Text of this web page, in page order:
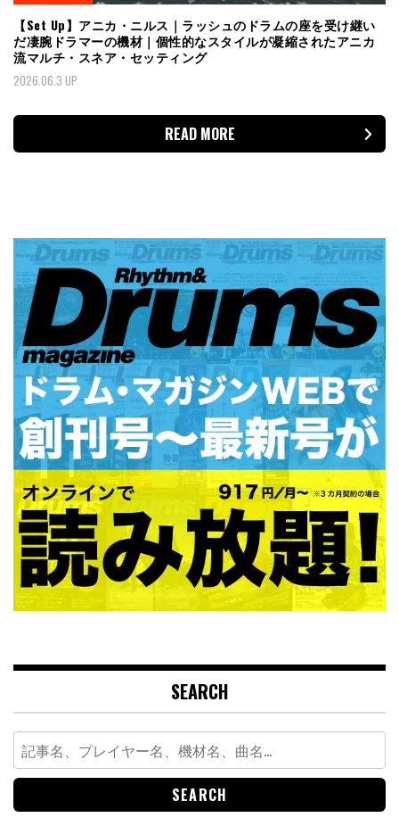
【Set Up】アニカ・ニルス｜ラッシュのドラムの座を受け継い
だ凄腕ドラマーの機材｜個性的なスタイルが凝縮されたアニカ
流マルチ・スネア・セッティング
2026.06.3 UP
READ MORE
SEARCH
Search
for: